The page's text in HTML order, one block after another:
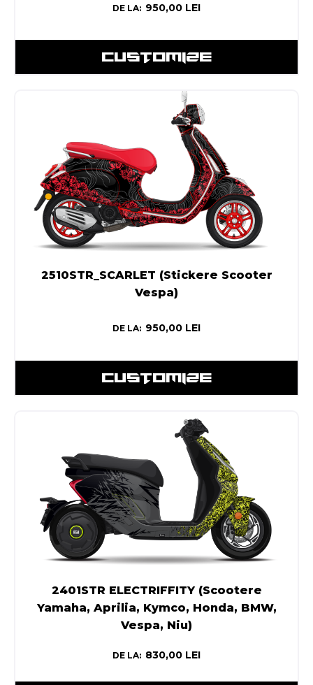
DE LA: 950,00 LEI
CUSTOMIZE
2510STR_SCARLET (Stickere Scooter
Vespa)
DE LA: 950,00 LEI
CUSTOMIZE
2401STR ELECTRIFFITY (Scootere
Yamaha, Aprilia, Kymco, Honda, BMW,
Vespa, Niu)
DE LA: 830,00 LEI